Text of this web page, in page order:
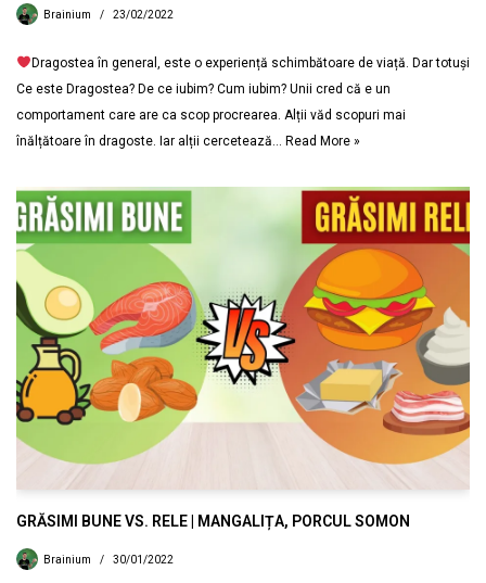
Brainium 23/02/2022
Dragostea în general, este o experiență schimbătoare de viață. Dar totuși
Ce este Dragostea? De ce iubim? Cum iubim? Unii cred că e un
comportament care are ca scop procrearea. Alții văd scopuri mai
înălțătoare în dragoste. Iar alții cercetează… Read More »
GRĂSIMI BUNE VS. RELE | MANGALIȚA, PORCUL SOMON
Brainium 30/01/2022